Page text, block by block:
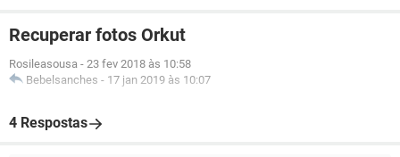
Recuperar fotos Orkut
Rosileasousa - 23 fev 2018 às 10:58
Bebelsanches - 17 jan 2019 às 10:07
4 Respostas